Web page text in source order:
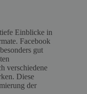
Einblicke in
Facebook
gut
verschiedene
Diese
der